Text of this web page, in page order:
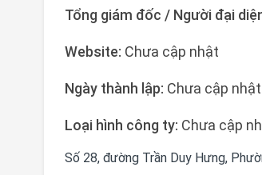
Tổng giám đốc / Người đại
Website: Chưa cập nhật
Ngày thành lập: Chưa cập nhật
Loại hình công ty: Chưa cập
Số 28, đường Trần Duy Hưng,